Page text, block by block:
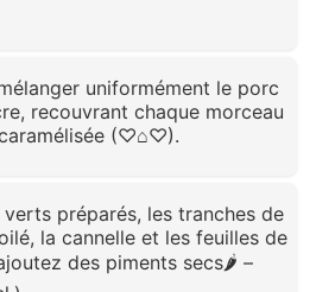
uniformément le porc
recouvrant chaque morceau
(♡⌂♡).
préparés, les tranches de
la cannelle et les feuilles de
des piments secs🌶️ –